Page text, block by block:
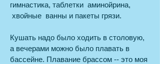
гимнастика, таблетки аминойрина,
хвойные ванны и пакеты грязи.
Кушать надо было ходить в столовую,
а вечерами можно было плавать в
бассейне. Плавание брассом -- это моя